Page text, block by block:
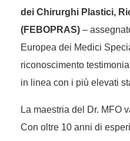
dei Chirurghi Plastici,
(FEBOPRAS) –
Europea dei Medici
riconoscimento
in linea con i più elevati
La maestria del Dr. MFO
Con oltre 10 anni di